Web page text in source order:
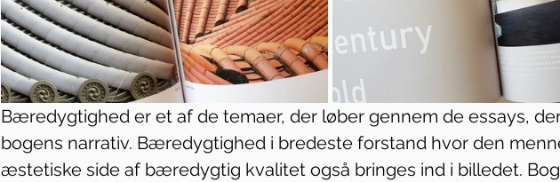
Bæredygtighed er et af de temaer, der løber gennem de essays,
bogens narrativ. Bæredygtighed i bredeste forstand hvor den
æstetiske side af bæredygtig kvalitet også bringes ind i billedet.